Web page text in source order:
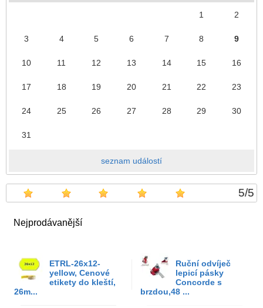
1 2
3 4 5 6 7 8 9
10 11 12 13 14 15 16
17 18 19 20 21 22 23
24 25 26 27 28 29 30
31
seznam událostí
5/5
Nejprodávanější
ETRL-26x12-
yellow, Cenové
etikety do kleští,
26m...
Ruční odvíječ
lepicí pásky
Concorde s
brzdou,48 ...